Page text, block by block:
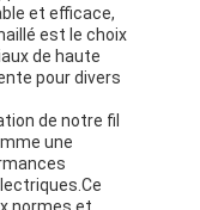
et efficace,
est le choix
de haute
pour divers
de notre fil
une